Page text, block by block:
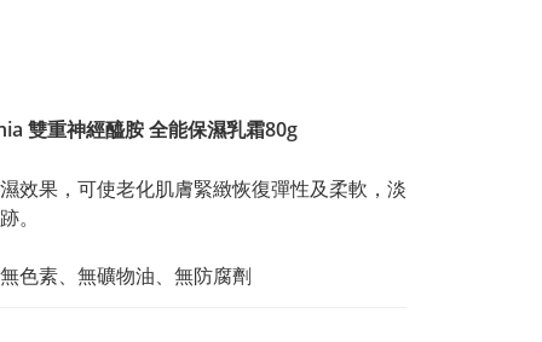
雙重神經醯胺 全能保濕乳霜80g
效果，可使老化肌膚緊緻恢復彈性及柔軟，淡
。
色素、無礦物油、無防腐劑